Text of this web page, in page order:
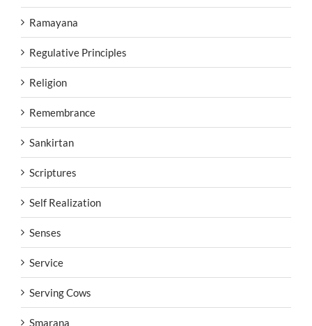
Ramayana
Regulative Principles
Religion
Remembrance
Sankirtan
Scriptures
Self Realization
Senses
Service
Serving Cows
Smarana